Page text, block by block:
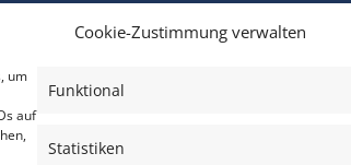
Cookie-Zustimmung verwalten
um
auf
Funktional
Statistiken